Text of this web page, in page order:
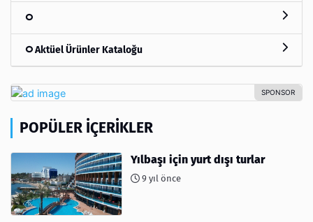
Aktüel Ürünler Kataloğu
POPÜLER İÇERIKLER
Yılbaşı için yurt dışı turlar
9 yıl önce